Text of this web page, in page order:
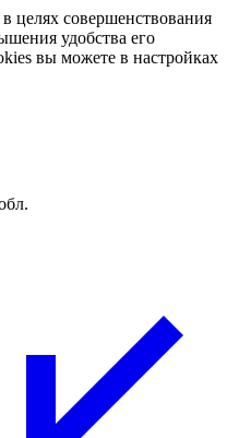
в целях совершенствования
удобства его
вы можете в настройках